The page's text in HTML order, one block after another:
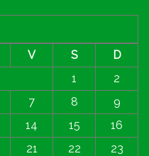
V S
D
1
2
7 8
9
14 15
16
21 22
23